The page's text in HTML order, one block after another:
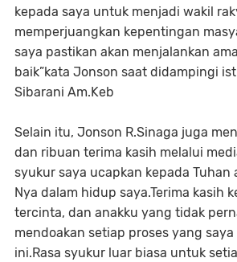
kepada saya untuk menjadi wakil
memperjuangkan kepentingan
saya pastikan akan menjalankan
baik”kata Jonson saat didampingi
Sibarani Am.Keb
Selain itu, Jonson R.Sinaga juga
dan ribuan terima kasih melalui
syukur saya ucapkan kepada Tuhan
Nya dalam hidup saya.Terima kasih
tercinta, dan anakku yang tidak
mendoakan setiap proses yang
ini.Rasa syukur luar biasa untuk